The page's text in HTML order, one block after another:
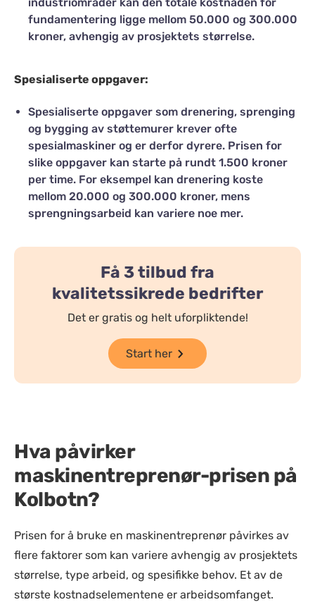
fundamentering ligge mellom 50.000 og 300.000
kroner, avhengig av prosjektets størrelse​.
Spesialiserte oppgaver:
Spesialiserte oppgaver som drenering, sprenging
og bygging av støttemurer krever ofte
spesialmaskiner og er derfor dyrere. Prisen for
slike oppgaver kan starte på rundt 1.500 kroner
per time. For eksempel kan drenering koste
mellom 20.000 og 300.000 kroner, mens
sprengningsarbeid kan variere noe mer.
Få 3 tilbud fra
kvalitetssikrede bedrifter
Det er gratis og helt uforpliktende!
Start her
Hva påvirker
maskinentreprenør-prisen på
Kolbotn?
Prisen for å bruke en maskinentreprenør påvirkes av
flere faktorer som kan variere avhengig av prosjektets
størrelse, type arbeid, og spesifikke behov. Et av de
største kostnadselementene er arbeidsomfanget.